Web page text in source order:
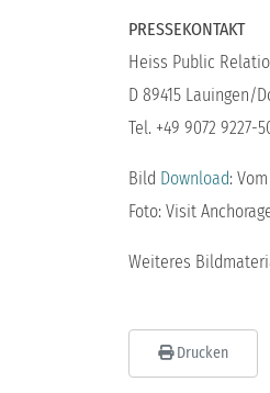
PRESSEKONTAKT
Heiss Public
D 89415 Lauingen/
Tel. +49 9072 9227-
Bild Download:
Foto: Visit
Weiteres
Drucken